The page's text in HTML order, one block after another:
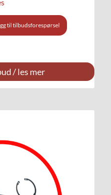
til tilbudsforespørsel
/ les mer